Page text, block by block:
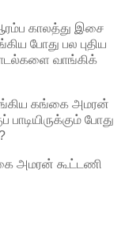
காலத்து இசை
போது பல புதிய
வாங்கிக்
கங்கை அமரன்
போது
அமரன் கூட்டணி